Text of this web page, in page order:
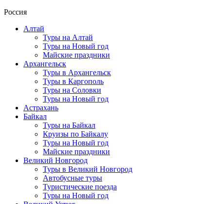
Россия
Алтай
Туры на Алтай
Туры на Новый год
Майские праздники
Архангельск
Туры в Архангельск
Туры в Каргополь
Туры на Соловки
Туры на Новый год
Астрахань
Байкал
Туры на Байкал
Круизы по Байкалу
Туры на Новый год
Майские праздники
Великий Новгород
Туры в Великий Новгород
Автобусные туры
Туристические поезда
Туры на Новый год